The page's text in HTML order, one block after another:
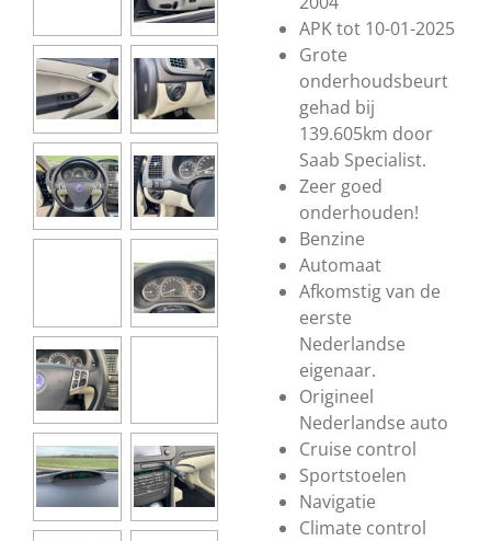
APK tot 10-01-2025
Grote
onderhoudsbeurt
gehad bij
139.605km door
Saab Specialist.
Zeer goed
onderhouden!
Benzine
Automaat
Afkomstig van de
eerste
Nederlandse
eigenaar.
Origineel
Nederlandse auto
Cruise control
Sportstoelen
Navigatie
Climate control